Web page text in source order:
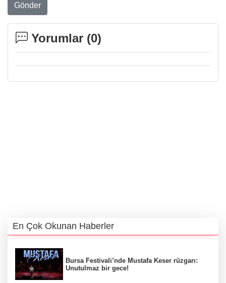
Gönder
Yorumlar (0)
En Çok Okunan Haberler
Bursa Festivali’nde Mustafa Keser rüzgarı:
Unutulmaz bir gece!